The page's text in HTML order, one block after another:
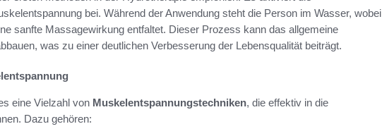
bei. Während der Anwendung steht die Person im Wasser, wobei
sanfte Massagewirkung entfaltet. Dieser Prozess kann das allgemeine
was zu einer deutlichen Verbesserung der Lebensqualität beiträgt.
eine Vielzahl von Muskelentspannungstechniken, die effektiv in die
Dazu gehören: